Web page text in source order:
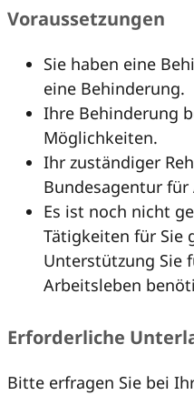
Voraussetzungen
Sie haben eine
eine Behinderung.
Ihre Behinderung
Möglichkeiten.
Ihr zuständiger
Bundesagentur für
Es ist noch nicht
Tätigkeiten für Sie
Unterstützung Sie
Arbeitsleben
Erforderliche
Bitte erfragen Sie bei